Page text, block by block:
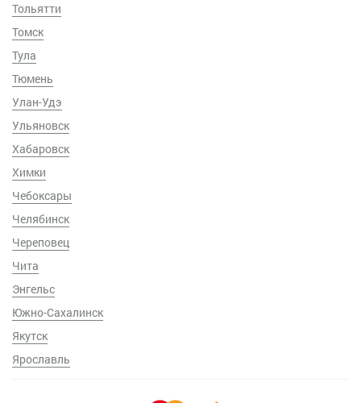
Тольятти
Томск
Тула
Тюмень
Улан-Удэ
Ульяновск
Хабаровск
Химки
Чебоксары
Челябинск
Череповец
Чита
Энгельс
Южно-Сахалинск
Якутск
Ярославль